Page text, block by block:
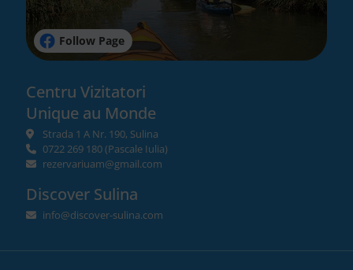
Follow Page
Centru Vizitatori
Unique au Monde
Strada 1 A Nr. 190, Sulina
0722 269 180(Pascale Iulia)
rezervariuam@gmail.com
Discover Sulina
info@discover-sulina.com